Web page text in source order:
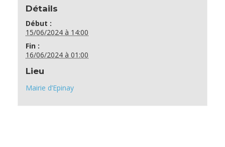
Détails
Début :
15/06/2024 à 14:00
Fin :
16/06/2024 à 01:00
Lieu
Mairie d’Epinay